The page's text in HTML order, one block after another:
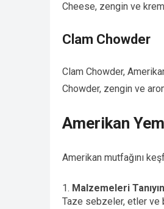
Cheese, zengin ve
Clam Chowder
Clam Chowder,
Chowder, zengin ve
Amerikan
Amerikan mutfağını
Malzemeleri
Taze sebzeler, etler ve